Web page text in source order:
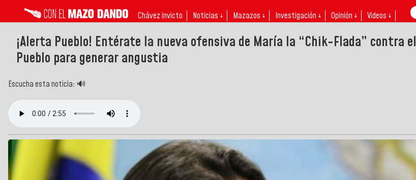
Chávez invicto Noticias ↓ Mazazos ↓ Investigación ↓ Opinión ↓ Videos ↓
¡Alerta Pueblo! Entérate la nueva ofensiva de María la “Chik-Flada” contra el
Pueblo para generar angustia
Escucha esta noticia: 🔊